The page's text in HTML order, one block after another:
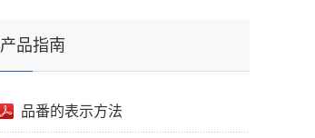
产品指南
品番的表示方法